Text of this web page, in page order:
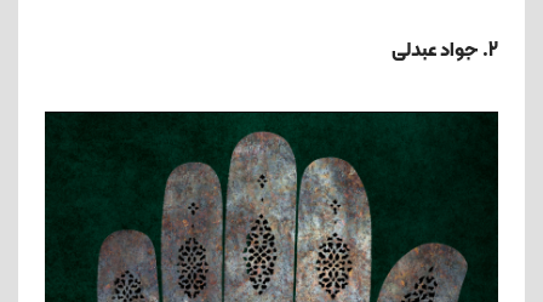
2. جواد عبدلی